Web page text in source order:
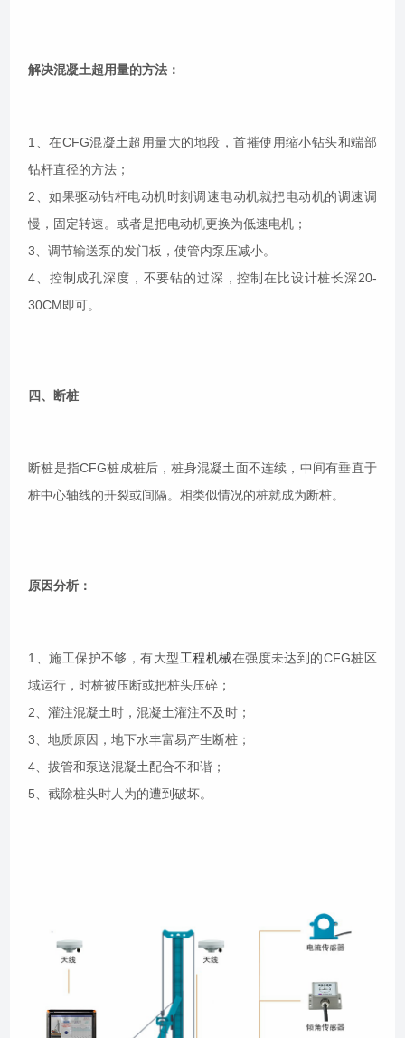
解决混凝土超用量的方法：
1、在CFG混凝土超用量大的地段，首摧使用缩小钻头和端部
钻杆直径的方法；
2、如果驱动钻杆电动机时刻调速电动机就把电动机的调速调
慢，固定转速。或者是把电动机更换为低速电机；
3、调节输送泵的发门板，使管内泵压减小。
4、控制成孔深度，不要钻的过深，控制在比设计桩长深20-
30CM即可。
四、断桩
断桩是指CFG桩成桩后，桩身混凝土面不连续，中间有垂直于
桩中心轴线的开裂或间隔。相类似情况的桩就成为断桩。
原因分析：
1、施工保护不够，有大型工程机械在强度未达到的CFG桩区
域运行，时桩被压断或把桩头压碎；
2、灌注混凝土时，混凝土灌注不及时；
3、地质原因，地下水丰富易产生断桩；
4、拔管和泵送混凝土配合不和谐；
5、截除桩头时人为的遭到破坏。